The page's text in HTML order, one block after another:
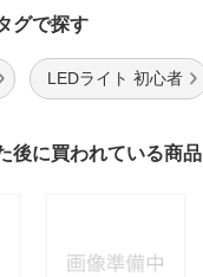
グで探す
LEDライト 初心者
後に買われている商品